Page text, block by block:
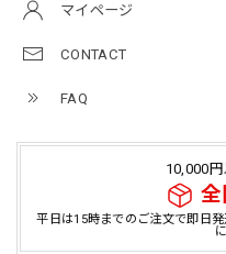
マイページ
CONTACT
FAQ
10,000
平日は15時までのご注文で即日